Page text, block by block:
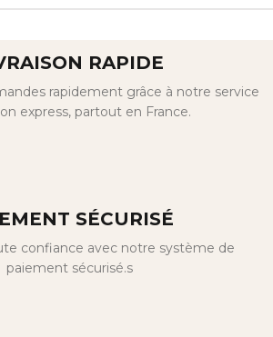
RAPIDE
rapidement grâce à notre service
express, partout en France.
SÉCURISÉ
confiance avec notre système de
paiement sécurisé.s